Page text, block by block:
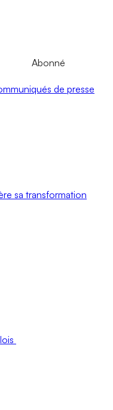
Abonné
de presse
sa transformation